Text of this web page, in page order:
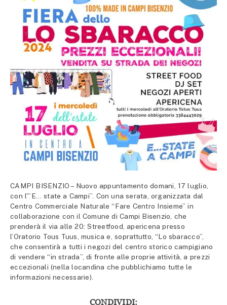
CAMPI BISENZIO – Nuovo appuntamento domani, 17 luglio,
con l'”E… state a Campi”. Con una serata, organizzata dal
Centro Commerciale Naturale “Fare Centro Insieme” in
collaborazione con il Comune di Campi Bisenzio, che
prenderà il via alle 20: Streetfood, apericena presso
l’Oratorio Tous Tuus, musica e, soprattutto, “Lo sbaracco”,
che consentirà a tutti i negozi del centro storico campigiano
di vendere “in strada”, di fronte alle proprie attività, a prezzi
eccezionali (nella locandina che pubblichiamo tutte le
informazioni necessarie).
CONDIVIDI: